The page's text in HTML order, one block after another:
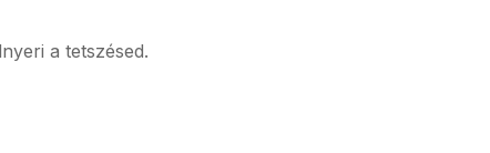
a tetszésed.